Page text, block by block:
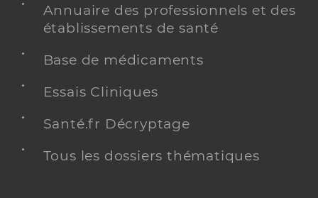
Annuaire des professionnels et des
établissements de santé
Base de médicaments
Essais Cliniques
Santé.fr Décryptage
Tous les dossiers thématiques